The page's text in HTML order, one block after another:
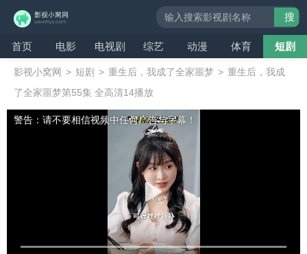
首页 电影 电视剧 综艺 动漫 体育 短剧
搜
索
影视小窝网 > 短剧 > 重生后，我成了全家噩梦 > 重生后，我成
了全家噩梦第55集 全高清14播放
警告：请不要相信视频中任何广告与字幕！